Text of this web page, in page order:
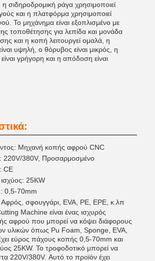
η σιδηροδρομική ράγα χρησιμοποιεί
και η πλατφόρμα χρησιμοποιεί
Το μηχάνημα είναι εξοπλισμένο με
τοποθέτησης για λεπίδα και μονάδα
και η κοπή λειτουργεί ομαλά, η
υψηλή, ο θόρυβος είναι μικρός, η
γρήγορη και η απόδοση είναι
Μηχανή κοπής αφρού CNC
220V/380V, Προσαρμοσμένο
CE
25KW
0,5-70mm
σφουγγάρι, EVA, PE, EPE, κ.λπ
Machine είναι ένας ισχυρός
αφρού που μπορεί να κόψει διάφορους
υλικών όπως Pu Foam, Sponge, EVA,
εύρος πάχους κοπής 0,5-70mm και
25KW. Το τροφοδοτικό μπορεί να
220V/380V. Αυτό το προϊόν έχει